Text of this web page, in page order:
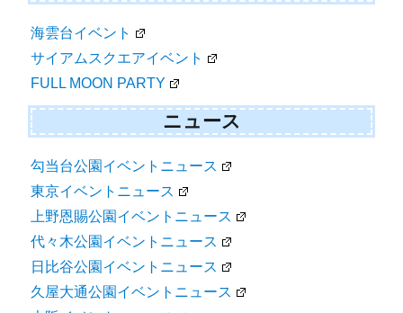
海雲台イベント
サイアムスクエアイベント
FULL MOON PARTY
ニュース
勾当台公園イベントニュース
東京イベントニュース
上野恩賜公園イベントニュース
代々木公園イベントニュース
日比谷公園イベントニュース
久屋大通公園イベントニュース